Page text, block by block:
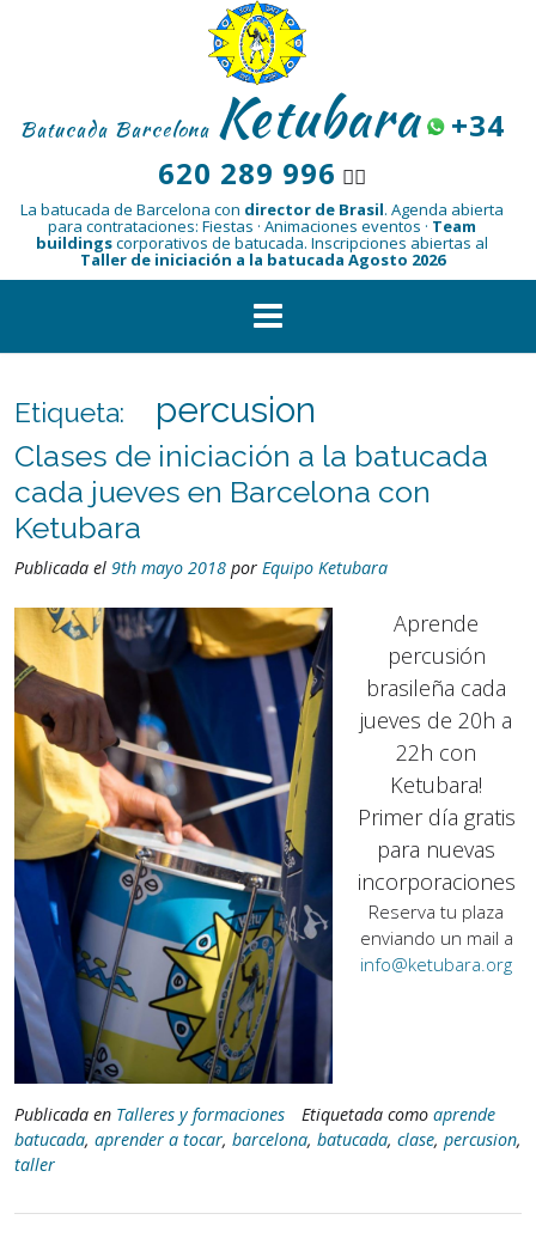
Batucada Barcelona Ketubara
+34
620 289 996 👆🏾
La batucada de Barcelona con director de Brasil. Agenda abierta
para contrataciones: Fiestas · Animaciones eventos · Team
buildingscorporativos de batucada. Inscripciones abiertas al
Taller de iniciación a la batucada Agosto 2026
Etiqueta: percusion
Clases de iniciación a la batucada
cada jueves en Barcelona con
Ketubara
Publicada el 9th mayo 2018 por Equipo Ketubara
Aprende
percusión
brasileña cada
jueves de 20h a
22h con
Ketubara!
Primer día gratis
para nuevas
incorporaciones
Reserva tu plaza
enviando un mail a
info@ketubara.org
Publicada en Talleres y formaciones Etiquetada como aprende
batucada, aprender a tocar, barcelona, batucada, clase, percusion,
taller